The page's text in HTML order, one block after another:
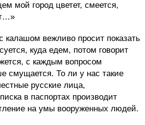
мой город цветет, смеется,
вежливо просит показать
куда едем, потом говорит
с каждым вопросом
смущается. То ли у нас такие
русские лица,
в паспортах производит
на умы вооруженных людей.